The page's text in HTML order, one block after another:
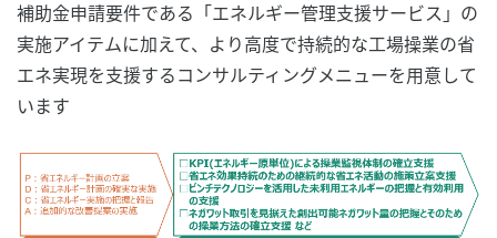
補助金申請要件である「エネルギー管理支援サービス」の
実施アイテムに加えて、より高度で持続的な工場操業の省
エネ実現を支援するコンサルティングメニューを用意して
います